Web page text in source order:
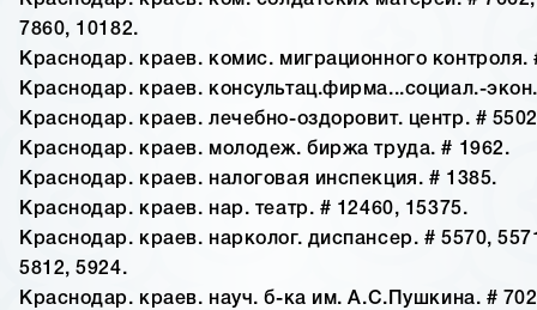
7860, 10182.
Краснодар. краев. комис. миграционного контроля.
Краснодар. краев. консультац.фирма...социал.-экон.
Краснодар. краев. лечебно-оздоровит. центр. #
Краснодар. краев. молодеж. биржа труда. # 1962.
Краснодар. краев. налоговая инспекция. # 1385.
Краснодар. краев. нар. театр. # 12460, 15375.
Краснодар. краев. нарколог. диспансер. # 5570,
5812, 5924.
Краснодар. краев. науч. б-ка им. А.С.Пушкина. #